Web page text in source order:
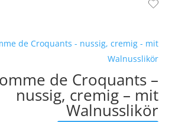
de Croquants –
nussig, cremig – mit
Walnusslikör